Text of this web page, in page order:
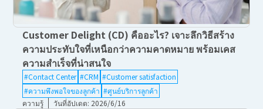
Customer Delight (CD) คืออะไร? เจาะลึกวิธีสร้าง
ความประทับใจที่เหนือกว่าความคาดหมาย พร้อมเคส
ความสำเร็จที่น่าสนใจ
#Contact Center #CRM #Customer satisfaction
#ความพึงพอใจของลูกค้า #ศูนย์บริการลูกค้า
ความรู้
วันที่อัปเดต: 2026/6/16